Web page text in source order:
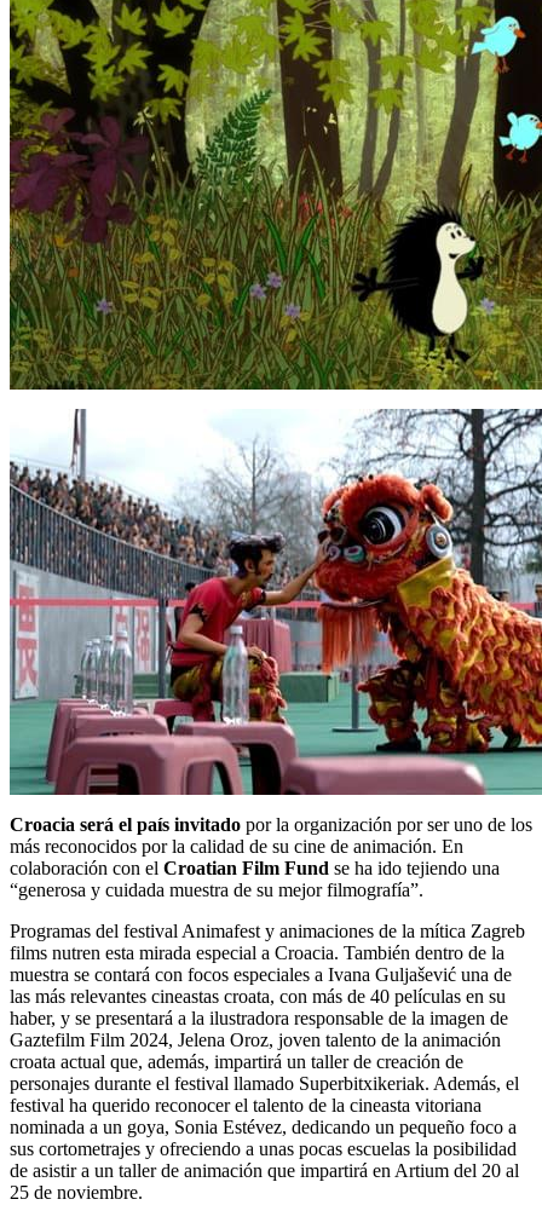
Croacia será el país invitado por la organización por ser uno de los
más reconocidos por la calidad de su cine de animación. En
colaboración con el Croatian Film Fund se ha ido tejiendo una
“generosa y cuidada muestra de su mejor filmografía”.
Programas del festival Animafest y animaciones de la mítica Zagreb
films nutren esta mirada especial a Croacia. También dentro de la
muestra se contará con focos especiales a Ivana Guljašević una de
las más relevantes cineastas croata, con más de 40 películas en su
haber, y se presentará a la ilustradora responsable de la imagen de
Gaztefilm Film 2024, Jelena Oroz, joven talento de la animación
croata actual que, además, impartirá un taller de creación de
personajes durante el festival llamado Superbitxikeriak. Además, el
festival ha querido reconocer el talento de la cineasta vitoriana
nominada a un goya, Sonia Estévez, dedicando un pequeño foco a
sus cortometrajes y ofreciendo a unas pocas escuelas la posibilidad
de asistir a un taller de animación que impartirá en Artium del 20 al
25 de noviembre.